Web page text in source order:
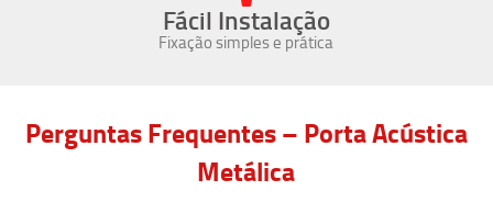
Fácil Instalação
Fixação simples e prática
Perguntas Frequentes – Porta Acústica
Metálica